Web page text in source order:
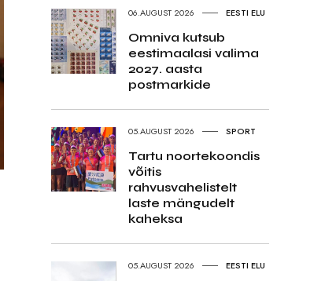
06.AUGUST 2026 EESTI ELU
Omniva kutsub
eestimaalasi valima
2027. aasta
postmarkide
05.AUGUST 2026 SPORT
Tartu noortekoondis
võitis
rahvusvahelistelt
laste mängudelt
kaheksa
05.AUGUST 2026 EESTI ELU